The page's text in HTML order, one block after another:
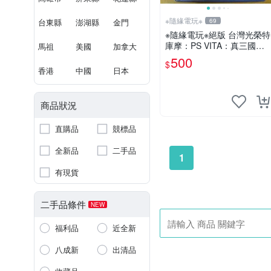
台東縣 澎湖縣 金門
馬祖 美國 加拿大
香港 中國 日本
商品狀況
直購品
競標品
全新品
二手品
有現貨
二手品條件 NEW
福利品
近全新
八成新
出清品
※隨緣電玩※ 69
※隨緣電玩※絕版 台灣光榮特
庫摩：PS VITA：真三國無
雙 英傑傳《一盒裝》中文版
㊣正版㊣全新品
$500
1